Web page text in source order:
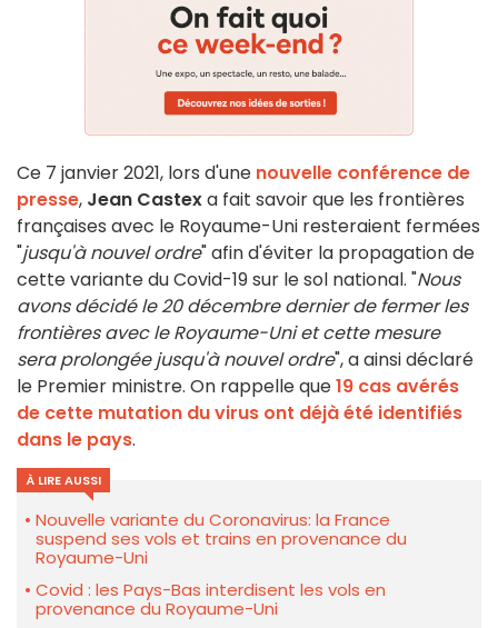
Ce 7 janvier 2021, lors d'une nouvelle conférence de
presse, Jean Castexa fait savoir que les frontières
françaises avec le Royaume-Uni resteraient fermées
"jusqu'à nouvel ordre" afin d'éviter la propagation de
cette variante du Covid-19 sur le sol national. "Nous
avons décidé le 20 décembre dernier de fermer les
frontières avec le Royaume-Uni et cette mesure
sera prolongée jusqu'à nouvel ordre", a ainsi déclaré
le Premier ministre. On rappelle que19 cas avérés
de cette mutation du virus ont déjà été identifiés
dans le pays.
À LIRE AUSSI
Nouvelle variante du Coronavirus: la France
suspend ses vols et trains en provenance du
Royaume-Uni
Covid : les Pays-Bas interdisent les vols en
provenance du Royaume-Uni